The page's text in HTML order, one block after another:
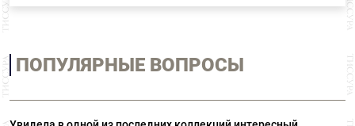
ПОПУЛЯРНЫЕ ВОПРОСЫ